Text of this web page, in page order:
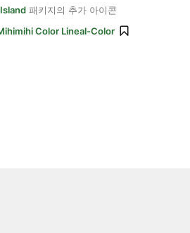
패키지의 추가 아이콘
Color Lineal-Color